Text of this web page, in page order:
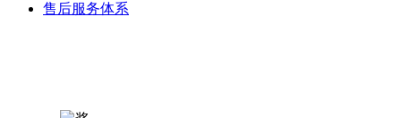
售后服务体系